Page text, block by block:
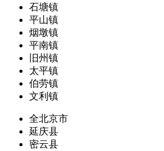
石塘镇
平山镇
烟墩镇
平南镇
旧州镇
太平镇
伯劳镇
文利镇
全北京市
延庆县
密云县